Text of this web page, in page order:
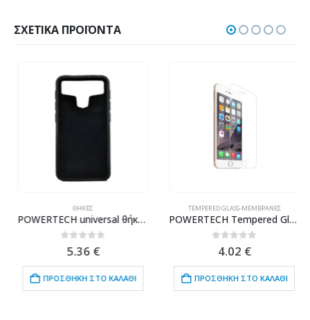
ΣΧΕΤΙΚΆ ΠΡΟΪΌΝΤΑ
ΘΉΚΕΣ
POWERTECH universal θήκη Glass TPU για smartphone έως 7.5 x 14.5cm, μαύρη
out of 5
5.36€
ΠΡΟΣΘΉΚΗ ΣΤΟ ΚΑΛΆΘΙ
TEMPERED GLASS-ΜΕΜΒΡΆΝΕΣ
POWERTECH Tempered Glass 9H(0.33MM) 2.5D, iPhone 6 & 7
out of 5
4.02€
ΠΡΟΣΘΉΚΗ ΣΤΟ ΚΑΛΆΘΙ